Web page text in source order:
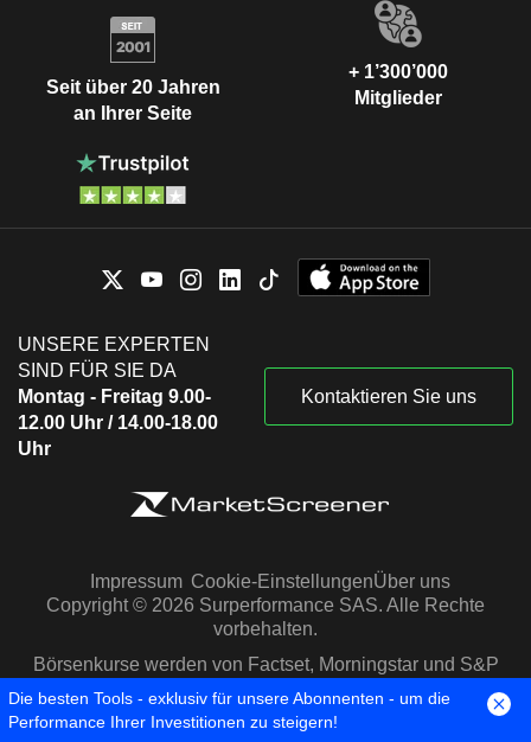
Seit über 20 Jahren
an Ihrer Seite
+ 1’300’000
Mitglieder
UNSERE EXPERTEN
SIND FÜR SIE DA
Montag - Freitag 9.00-
12.00 Uhr / 14.00-18.00
Uhr
Kontaktieren Sie uns
Impressum Cookie-EinstellungenÜber uns
Copyright © 2026 Surperformance SAS. Alle Rechte
vorbehalten.
Börsenkurse werden von Factset, Morningstar und S&P
Capital IQ zur Verfügung gestellt
Die besten Tools - exklusiv für unsere Abonnenten - um die
Performance Ihrer Investitionen zu steigern!